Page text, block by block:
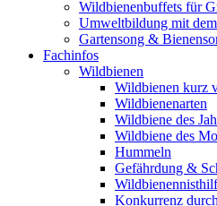
Wildbienenbuffets für
Umweltbildung mit
Gartensong &
Fachinfos
Wildbienen
Wildbienen kurz
Wildbienenarten
Wildbiene des
Wildbiene des
Hummeln
Gefährdung &
Konkurrenz